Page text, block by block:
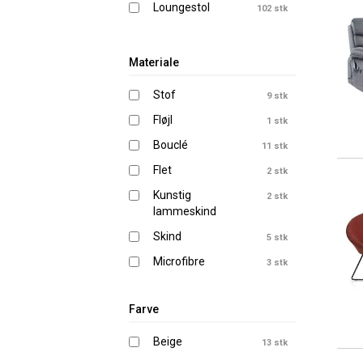
Loungestol 102 stk
Materiale
Stof 9 stk
Fløjl 1 stk
Bouclé 11 stk
Flet 2 stk
Kunstig
lammeskind
2 stk
Skind 5 stk
Microfibre 3 stk
Rattan
Skindimitation 1 stk
Farve
Beige 13 stk